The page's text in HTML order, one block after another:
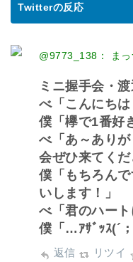
Twitterの反応
@9773_138： まっ
ミニ握手会・
べ「こんにちは
僕「欅で1番好
べ「あ～あり
会ぜひ来てくだ
僕「もちろん
いします！」
べ「君のハー
僕「…ｱｻﾞｯｽ(´
返信 リツイ